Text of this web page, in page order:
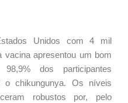
Unidos com 4 mil
apresentou um bom
dos participantes
o chikungunya. Os níveis
robustos por, pelo